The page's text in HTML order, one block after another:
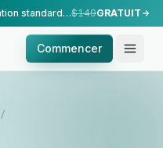
Configuration clé en main — configuration standard, réalisée par notre équipe.$149GRATUIT
Commencer
/